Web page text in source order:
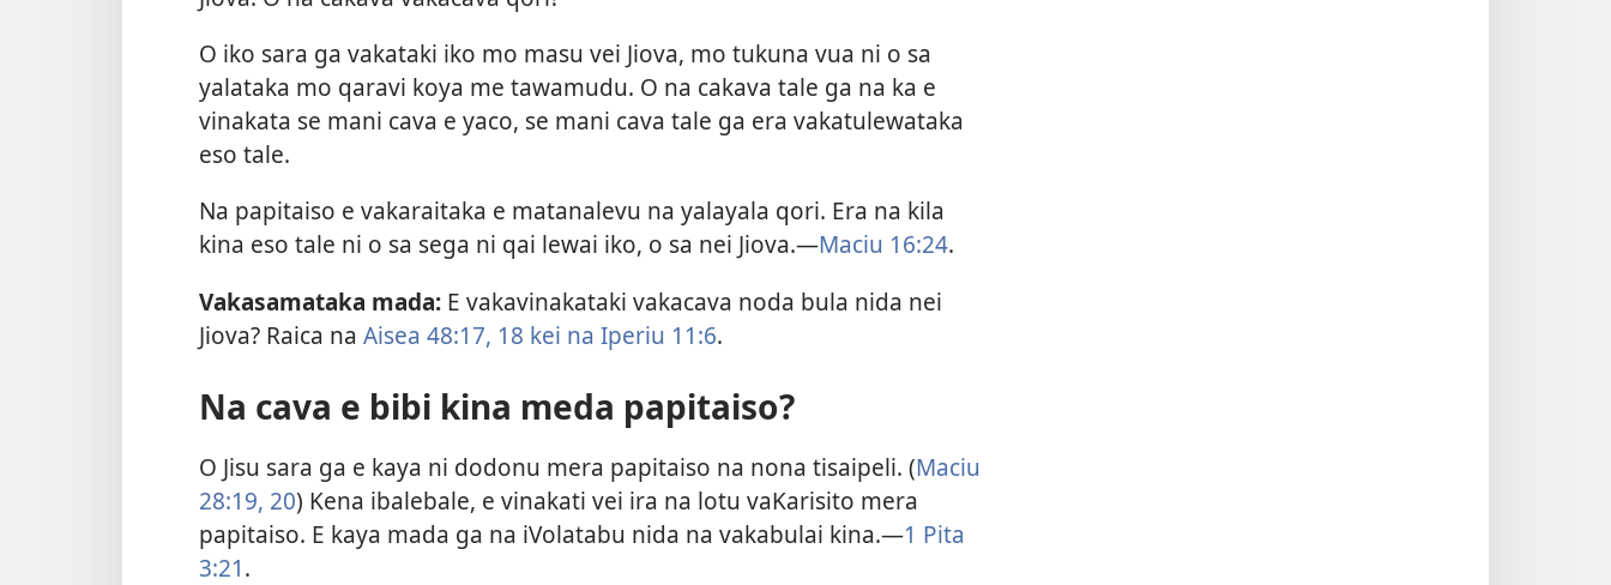
O iko sara ga vakataki iko mo masu vei Jiova, mo tukuna vua ni o sa
yalataka mo qaravi koya me tawamudu. O na cakava tale ga na ka e
vinakata se mani cava e yaco, se mani cava tale ga era vakatulewataka
eso tale.
Na papitaiso e vakaraitaka e matanalevu na yalayala qori. Era na kila
kina eso tale ni o sa sega ni qai lewai iko, o sa nei Jiova.—Maciu 16:24.
Vakasamataka mada: E vakavinakataki vakacava noda bula nida nei
Jiova? Raica na Aisea 48:17, 18 kei na Iperiu 11:6.
Na cava e bibi kina meda papitaiso?
O Jisu sara ga e kaya ni dodonu mera papitaiso na nona tisaipeli. (Maciu
28:19, 20) Kena ibalebale, e vinakati vei ira na lotu vaKarisito mera
papitaiso. E kaya mada ga na iVolatabu nida na vakabulai kina.—1 Pita
3:21.